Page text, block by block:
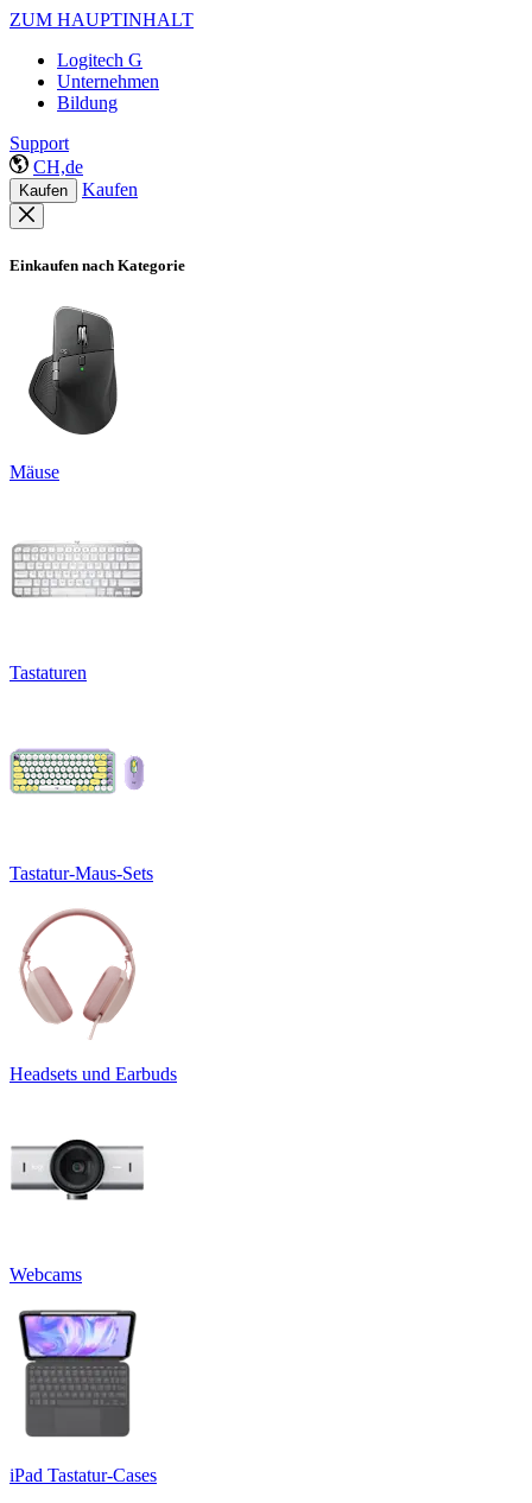
ZUM HAUPTINHALT
Logitech G
Unternehmen
Bildung
Support
CH,de
Kaufen Kaufen
Einkaufen nach Kategorie
Mäuse
Tastaturen
Tastatur-Maus-Sets
Headsets und Earbuds
Webcams
iPad Tastatur-Cases